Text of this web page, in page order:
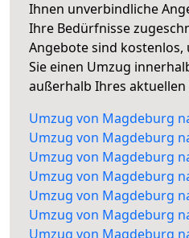
Ihnen unverbindliche
Ihre Bedürfnisse
Angebote sind
Sie einen Umzug
außerhalb Ihres
Umzug von Magdeburg
Umzug von Magdeburg
Umzug von Magdeburg
Umzug von Magdeburg
Umzug von Magdeburg
Umzug von Magdeburg
Umzug von Magdeburg